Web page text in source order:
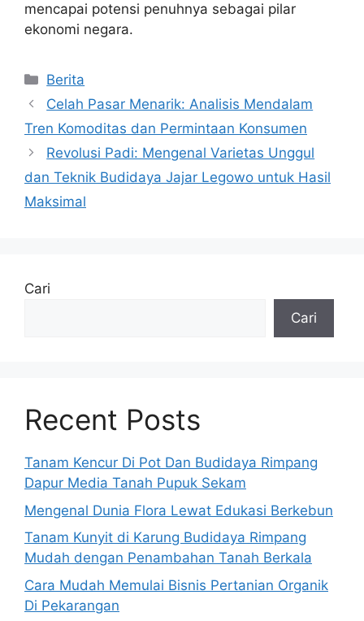
mencapai potensi penuhnya sebagai pilar
ekonomi negara.
Kategori
Berita
Celah Pasar Menarik: Analisis Mendalam
Tren Komoditas dan Permintaan Konsumen
Revolusi Padi: Mengenal Varietas Unggul
dan Teknik Budidaya Jajar Legowo untuk Hasil
Maksimal
Cari
Cari
Recent Posts
Tanam Kencur Di Pot Dan Budidaya Rimpang
Dapur Media Tanah Pupuk Sekam
Mengenal Dunia Flora Lewat Edukasi Berkebun
Tanam Kunyit di Karung Budidaya Rimpang
Mudah dengan Penambahan Tanah Berkala
Cara Mudah Memulai Bisnis Pertanian Organik
Di Pekarangan